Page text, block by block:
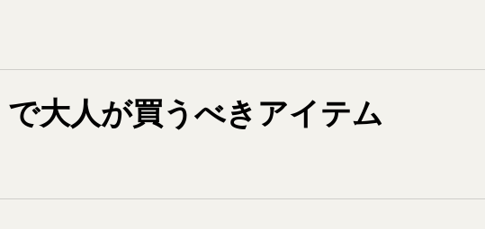
大人が買うべきアイテム